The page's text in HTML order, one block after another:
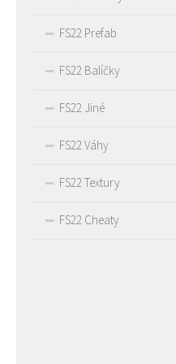
FS22 Prefab
FS22 Balíčky
FS22 Jiné
FS22 Váhy
FS22 Textury
FS22 Cheaty